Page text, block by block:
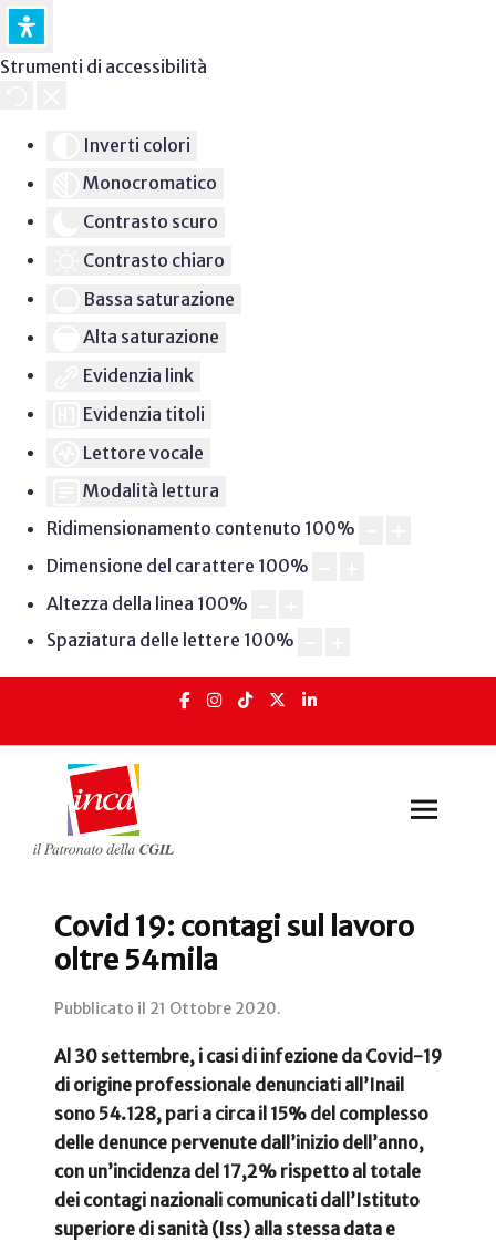
Strumenti di accessibilità
Inverti colori
Monocromatico
Contrasto scuro
Contrasto chiaro
Bassa saturazione
Alta saturazione
Evidenzia link
Evidenzia titoli
Lettore vocale
Modalità lettura
Ridimensionamento contenuto 100%
Dimensione del carattere 100%
Altezza della linea 100%
Spaziatura delle lettere 100%
Covid 19: contagi sul lavoro
oltre 54mila
Pubblicato il 21 Ottobre 2020.
Al 30 settembre, i casi di infezione da Covid-19
di origine professionale denunciati all’Inail
sono 54.128, pari a circa il 15% del complesso
delle denunce pervenute dall’inizio dell’anno,
con un’incidenza del 17,2% rispetto al totale
dei contagi nazionali comunicati dall’Istituto
superiore di sanità (Iss) alla stessa data e